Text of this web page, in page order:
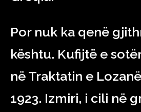
Por nuk ka qenë
kështu. Kufijtë e
në Traktatin e
1923. Izmiri, i cili në